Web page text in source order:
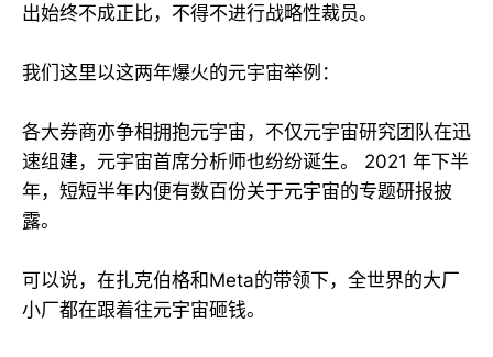
出始终不成正比，不得不进行战略性裁员。
我们这里以这两年爆火的元宇宙举例：
各大券商亦争相拥抱元宇宙，不仅元宇宙研究团队在迅
速组建，元宇宙首席分析师也纷纷诞生。 2021 年下半
年，短短半年内便有数百份关于元宇宙的专题研报披
露。
可以说，在扎克伯格和Meta的带领下，全世界的大厂
小厂都在跟着往元宇宙砸钱。